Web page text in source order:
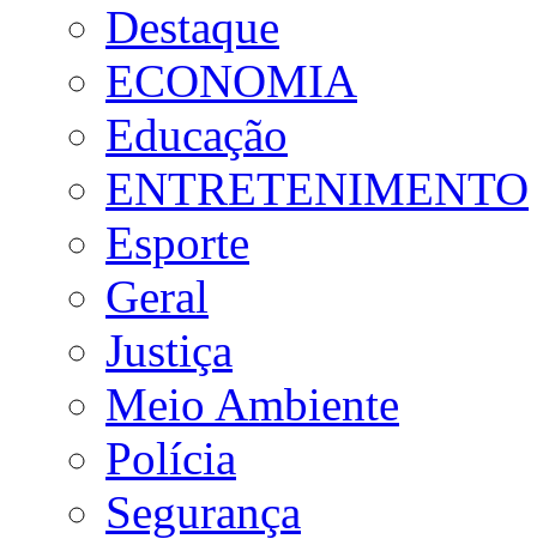
Destaque
ECONOMIA
Educação
ENTRETENIMENTO
Esporte
Geral
Justiça
Meio Ambiente
Polícia
Segurança